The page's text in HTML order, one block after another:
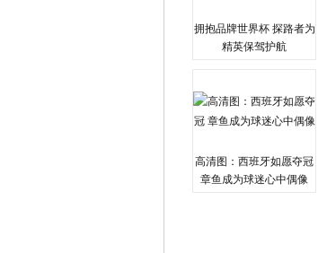
拥抱品牌世界杯 探路者为
精英保驾护航
高清图：西班牙如愿夺冠
章鱼成为球迷心中偶像